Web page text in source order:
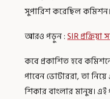
সুপারিশ করেছিল কমিশন।
আরও পড়ুন :SIR
কবে প্রকাশিত হবে
পাবেন ভোটাররা, তা
শিকার বাংলার মানুষ।